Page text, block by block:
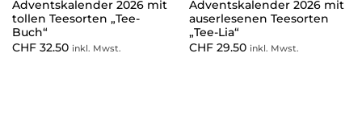
Adventskalender 2026 mit
tollen Teesorten „Tee-
Buch“
CHF32.50 inkl. Mwst.
Adventskalender 2026 mit
auserlesenen Teesorten
„Tee-Lia“
CHF29.50 inkl. Mwst.